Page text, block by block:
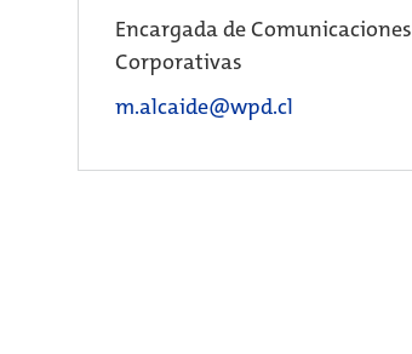
Encargada de Comunicaciones
Corporativas
m.alcaide@wpd.cl